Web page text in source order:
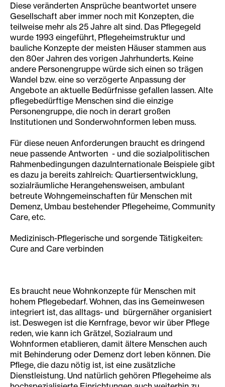
Diese veränderten Ansprüche beantwortet unsere
Gesellschaft aber immer noch mit Konzepten, die
teilweise mehr als 25 Jahre alt sind. Das Pflegegeld
wurde 1993 eingeführt, Pflegeheimstruktur und
bauliche Konzepte der meisten Häuser stammen aus
den 80er Jahren des vorigen Jahrhunderts. Keine
andere Personengruppe würde sich einen so trägen
Wandel bzw. eine so verzögerte Anpassung der
Angebote an aktuelle Bedürfnisse gefallen lassen. Alte
pflegebedürftige Menschen sind die einzige
Personengruppe, die noch in derart großen
Institutionen und Sonderwohnformen leben muss.
Für diese neuen Anforderungen braucht es dringend
neue passende Antworten - und die sozialpolitischen
Rahmenbedingungen dazuInternationale Beispiele gibt
es dazu ja bereits zahlreich: Quartiersentwicklung,
sozialräumliche Herangehensweisen, ambulant
betreute Wohngemeinschaften für Menschen mit
Demenz, Umbau bestehender Pflegeheime, Community
Care, etc.
Medizinisch-Pflegerische und sorgende Tätigkeiten:
Cure and Care verbinden
Es braucht neue Wohnkonzepte für Menschen mit
hohem Pflegebedarf. Wohnen, das ins Gemeinwesen
integriert ist, das alltags- und bürgernäher organisiert
ist. Deswegen ist die Kernfrage, bevor wir über Pflege
reden, wie kann ich Grätzel, Sozialraum und
Wohnformen etablieren, damit ältere Menschen auch
mit Behinderung oder Demenz dort leben können. Die
Pflege, die dazu nötig ist, ist eine zusätzliche
Dienstleistung. Und natürlich gehören Pflegeheime als